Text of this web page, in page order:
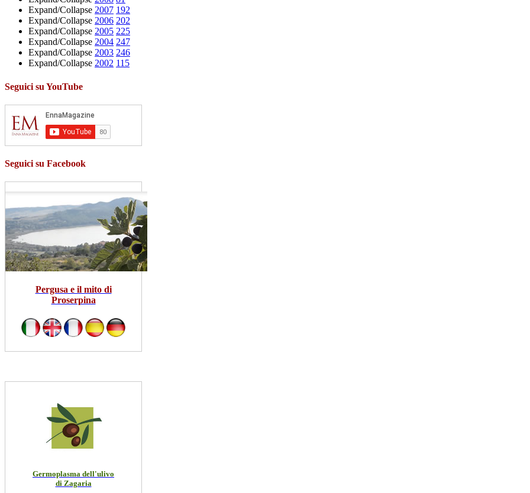
Expand/Collapse 2007 192
Expand/Collapse 2006 202
Expand/Collapse 2005 225
Expand/Collapse 2004 247
Expand/Collapse 2003 246
Expand/Collapse 2002 115
Seguici su YouTube
Seguici su Facebook
Pergusa e il mito di
Proserpina
Germoplasma dell'ulivo
di Zagaria